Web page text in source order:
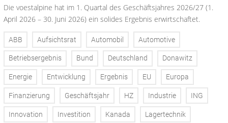
Die voestalpine hat im 1. Quartal des Geschäftsjahres 2026/27 (1.
April 2026 – 30. Juni 2026) ein solides Ergebnis erwirtschaftet.
ABB Aufsichtsrat Automobil Automotive
Betriebsergebnis Bund Deutschland Donawitz
Energie Entwicklung Ergebnis EU Europa
Finanzierung Geschäftsjahr HZ Industrie ING
Innovation Investition Kanada Lagertechnik